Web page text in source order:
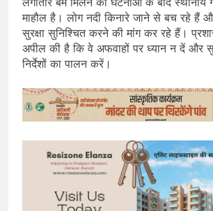
माहौल है। लोग नदी किनारे जाने से बच रहे हैं
सुरक्षा सुनिश्चित करने की मांग कर रहे हैं।
अपील की है कि वे अफवाहों पर ध्यान न दें और
निर्देशों का पालन करें।